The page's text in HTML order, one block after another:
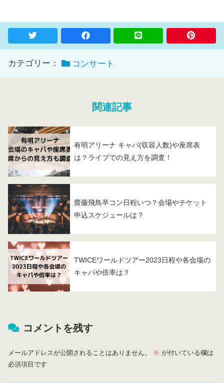
カテゴリー： コンサート
関連記事
有明アリーナ キャパ(収容人数)や座席表
は？ライブでの見え方を調査！
齋藤飛鳥卒コン日程いつ？会場やチケット
申込スケジュールは？
TWICEワールドツアー2023日程や各会場の
キャパや倍率は？
コメントを残す
メールアドレスが公開されることはありません。 ※ が付いている欄は
必須項目です